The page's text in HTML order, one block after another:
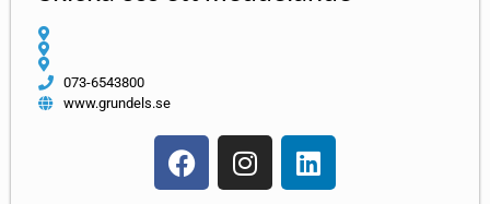
073-6543800
www.grundels.se